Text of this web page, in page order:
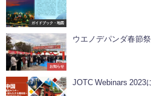
ガイドブック・地図
お知らせ
ウエノデパンダ春節
JOTC Webinars 2023